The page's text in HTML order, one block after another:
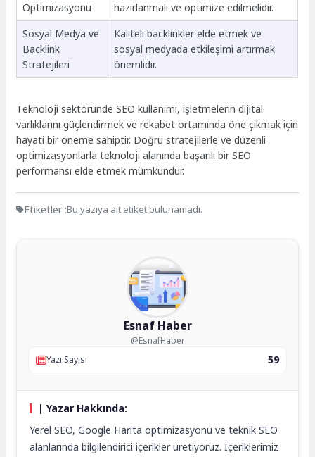
Optimizasyonu
hazırlanmalı ve optimize edilmelidir.
Sosyal Medya ve
Backlink
Stratejileri
Kaliteli backlinkler elde etmek ve
sosyal medyada etkileşimi artırmak
önemlidir.
Teknoloji sektöründe SEO kullanımı, işletmelerin dijital
varlıklarını güçlendirmek ve rekabet ortamında öne çıkmak için
hayati bir öneme sahiptir. Doğru stratejilerle ve düzenli
optimizasyonlarla teknoloji alanında başarılı bir SEO
performansı elde etmek mümkündür.
Etiketler :Bu yazıya ait etiket bulunamadı.
Esnaf Haber
@EsnafHaber
Yazı Sayısı
59
| Yazar Hakkında:
Yerel SEO, Google Harita optimizasyonu ve teknik SEO
alanlarında bilgilendirici içerikler üretiyoruz. İçeriklerimiz